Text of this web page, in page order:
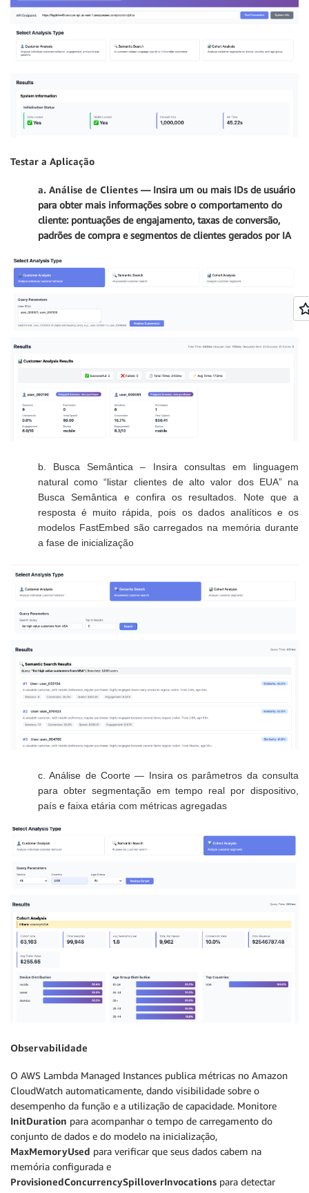
Testar a Aplicação
a. Análise de Clientes — Insira um ou mais IDs de usuário
para obter mais informações sobre o comportamento do
cliente: pontuações de engajamento, taxas de conversão,
padrões de compra e segmentos de clientes gerados por IA
b. Busca Semântica – Insira consultas em linguagem
natural como “listar clientes de alto valor dos EUA” na
Busca Semântica e confira os resultados. Note que a
resposta é muito rápida, pois os dados analíticos e os
modelos FastEmbed são carregados na memória durante
a fase de inicialização
c. Análise de Coorte — Insira os parâmetros da consulta
para obter segmentação em tempo real por dispositivo,
país e faixa etária com métricas agregadas
Observabilidade
O AWS Lambda Managed Instances publica métricas no Amazon
CloudWatch automaticamente, dando visibilidade sobre o
desempenho da função e a utilização de capacidade. Monitore
InitDuration para acompanhar o tempo de carregamento do
conjunto de dados e do modelo na inicialização,
MaxMemoryUsed para verificar que seus dados cabem na
memória configurada e
ProvisionedConcurrencySpilloverInvocations para detectar